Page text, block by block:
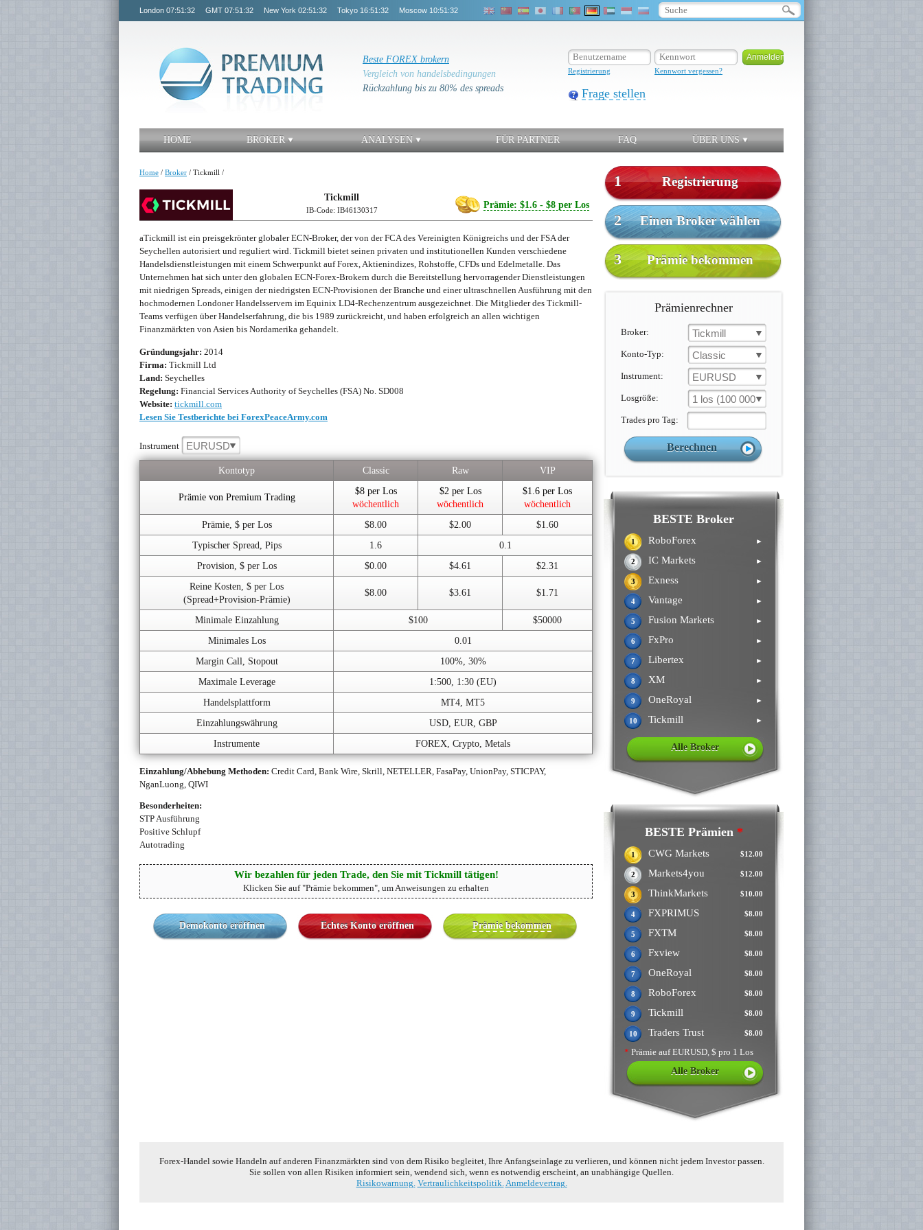
London 07:51:32 GMT 07:51:32 New York 02:51:32 Tokyo 16:51:32 Moscow 10:51:32
Beste FOREX brokern
Vergleich von handelsbedingungen
Rückzahlung bis zu 80% des spreads
Registrierung Kennwort vergessen?
Frage stellen
HOME BROKER ANALYSEN FÜR PARTNER FAQ ÜBER UNS
1 Registrierung
2 Einen Broker wählen
3 Prämie bekommen
Prämienrechner
Broker: Tickmill
Konto-Typ: Classic
Instrument: EURUSD
Losgröße: 1 los (100 000 un.)
Trades pro Tag:
BESTE Broker
1 RoboForex ►
2 IC Markets ►
3 Exness ►
4 Vantage ►
5 Fusion Markets ►
6 FxPro ►
7 Libertex ►
8 XM ►
9 OneRoyal ►
10 Tickmill ►
Alle Broker
BESTE Prämien *
$12.00
1 CWG Markets
$12.00
2 Markets4you
$10.00
3 ThinkMarkets
$8.00
4 FXPRIMUS
$8.00
5 FXTM
$8.00
6 Fxview
$8.00
7 OneRoyal
$8.00
8 RoboForex
$8.00
9 Tickmill
$8.00
10 Traders Trust
* Prämie auf EURUSD, $ pro 1 Los
Alle Broker
Home / Broker / Tickmill /
Tickmill
IB-Code: IB46130317 Prämie: $1.6 - $8 per Los
aTickmill ist ein preisgekrönter globaler ECN-Broker, der von der FCA des Vereinigten Königreichs und der FSA der
Seychellen autorisiert und reguliert wird. Tickmill bietet seinen privaten und institutionellen Kunden verschiedene
Handelsdienstleistungen mit einem Schwerpunkt auf Forex, Aktienindizes, Rohstoffe, CFDs und Edelmetalle. Das
Unternehmen hat sich unter den globalen ECN-Forex-Brokern durch die Bereitstellung hervorragender Dienstleistungen
mit niedrigen Spreads, einigen der niedrigsten ECN-Provisionen der Branche und einer ultraschnellen Ausführung mit den
hochmodernen Londoner Handelsservern im Equinix LD4-Rechenzentrum ausgezeichnet. Die Mitglieder des Tickmill-
Teams verfügen über Handelserfahrung, die bis 1989 zurückreicht, und haben erfolgreich an allen wichtigen
Finanzmärkten von Asien bis Nordamerika gehandelt.
Gründungsjahr: 2014
Firma: Tickmill Ltd
Land: Seychelles
Regelung: Financial Services Authority of Seychelles (FSA) No. SD008
Website: tickmill.com
Lesen Sie Testberichte bei ForexPeaceArmy.com
Instrument EURUSD
Kontotyp Classic Raw VIP
Prämie von Premium Trading
$8 per Los
wöchentlich
$2 per Los
wöchentlich
$1.6 per Los
wöchentlich
Prämie, $ per Los
$8.00 $2.00
$1.60
Typischer Spread, Pips
1.6
0.1
Provision, $ per Los
$0.00 $4.61
$2.31
Reine Kosten, $ per Los
(Spread+Provision-Prämie)
$8.00 $3.61 $1.71
Minimale Einzahlung $100
$50000
Minimales Los
0.01
Margin Call, Stopout
100%, 30%
Maximale Leverage
1:500, 1:30 (EU)
Handelsplattform
MT4, MT5
Einzahlungswährung
USD, EUR, GBP
Instrumente
FOREX, Crypto, Metals
Einzahlung/Abhebung Methoden: Credit Card, Bank Wire, Skrill, NETELLER, FasaPay, UnionPay, STICPAY,
NganLuong, QIWI
Besonderheiten:
STP Ausführung
Positive Schlupf
Autotrading
Wir bezahlen für jeden Trade, den Sie mit Tickmill tätigen!
Klicken Sie auf "Prämie bekommen", um Anweisungen zu erhalten
Demokonto eröffnen Echtes Konto eröffnen Prämie bekommen
Forex-Handel sowie Handeln auf anderen Finanzmärkten sind von dem Risiko begleitet, Ihre Anfangseinlage zu verlieren, und können nicht jedem Investor passen.
Sie sollen von allen Risiken informiert sein, wendend sich, wenn es notwendig erscheint, an unabhängige Quellen.
Risikowarnung. Vertraulichkeitspolitik.Anmeldevertrag.